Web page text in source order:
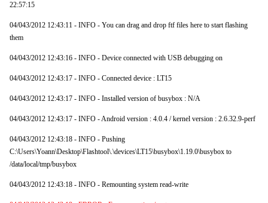
22:57:15
04/043/2012 12:43:11 - INFO - You can drag and drop ftf files here to start flashing
them
04/043/2012 12:43:16 - INFO - Device connected with USB debugging on
04/043/2012 12:43:17 - INFO - Connected device : LT15
04/043/2012 12:43:17 - INFO - Installed version of busybox : N/A
04/043/2012 12:43:17 - INFO - Android version : 4.0.4 / kernel version : 2.6.32.9-perf
04/043/2012 12:43:18 - INFO - Pushing
C:\Users\Yoann\Desktop\Flashtool\.\devices\LT15\busybox\1.19.0\busybox to
/data/local/tmp/busybox
04/043/2012 12:43:18 - INFO - Remounting system read-write